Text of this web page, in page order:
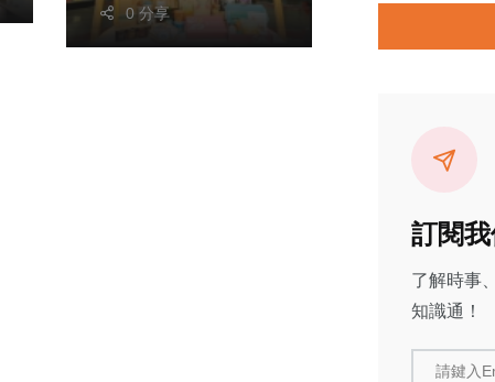
0 分享
訂閱
了解時事
知識通！
請鍵入